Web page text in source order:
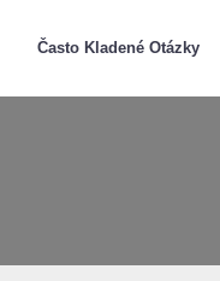
Často Kladené Otázky